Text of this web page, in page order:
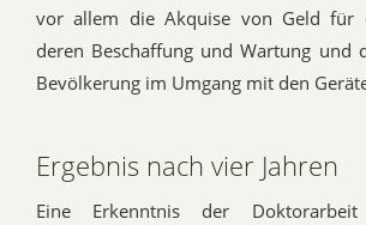
vor allem die Akquise von Geld für
deren Beschaffung und Wartung und
Bevölkerung im Umgang mit den
Ergebnis nach vier Jahren
Eine Erkenntnis der